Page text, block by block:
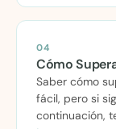
04
Cómo
Saber cómo
fácil, pero si
continuación,